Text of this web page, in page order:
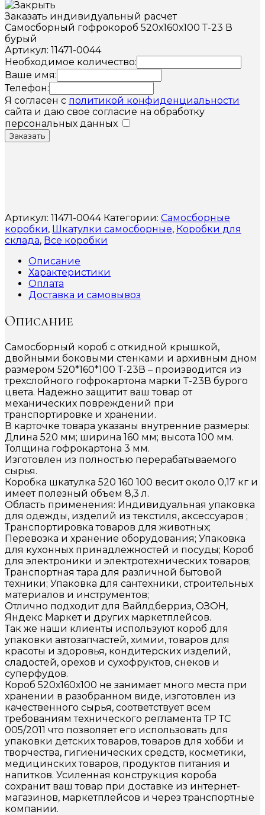
Заказать индивидуальный расчет
Самосборный гофрокороб 520х160х100 Т-23 В
бурый
Артикул: 11471-0044
Необходимое количество:
Ваше имя:
Телефон:
Я согласен с политикой конфиденциальности
сайта и даю свое согласие на обработку
персональных данных
Заказать
Артикул: 11471-0044 Категории: Самосборные
коробки, Шкатулки самосборные, Коробки для
склада, Все коробки
Описание
Характеристики
Оплата
Доставка и самовывоз
Описание
Самосборный короб с откидной крышкой,
двойными боковыми стенками и архивным дном
размером 520*160*100 Т-23В – производится из
трехслойного гофрокартона марки Т-23В бурого
цвета. Надежно защитит ваш товар от
механических повреждений при
транспортировке и хранении.
В карточке товара указаны внутренние размеры:
Длина 520 мм; ширина 160 мм; высота 100 мм.
Толщина гофрокартона 3 мм.
Изготовлен из полностью перерабатываемого
сырья.
Коробка шкатулка 520 160 100 весит около 0,17 кг и
имеет полезный объем 8,3 л.
Область применения: Индивидуальная упаковка
для одежды, изделий из текстиля, аксессуаров ;
Транспортировка товаров для животных;
Перевозка и хранение оборудования; Упаковка
для кухонных принадлежностей и посуды; Короб
для электроники и электротехнических товаров;
Транспортная тара для различной бытовой
техники; Упаковка для сантехники, строительных
материалов и инструментов;
Отлично подходит для Вайлдберриз, ОЗОН,
Яндекс Маркет и других маркетплейсов.
Так же наши клиенты используют короб для
упаковки автозапчастей, химии, товаров для
красоты и здоровья, кондитерских изделий,
сладостей, орехов и сухофруктов, снеков и
суперфудов.
Короб 520х160х100 не занимает много места при
хранении в разобранном виде, изготовлен из
качественного сырья, соответствует всем
требованиям технического регламента ТР ТС
005/2011 что позволяет его использовать для
упаковки детских товаров, товаров для хобби и
творчества, гигиенических средств, косметики,
медицинских товаров, продуктов питания и
напитков. Усиленная конструкция короба
сохранит ваш товар при доставке из интернет-
магазинов, маркетплейсов и через транспортные
компании.